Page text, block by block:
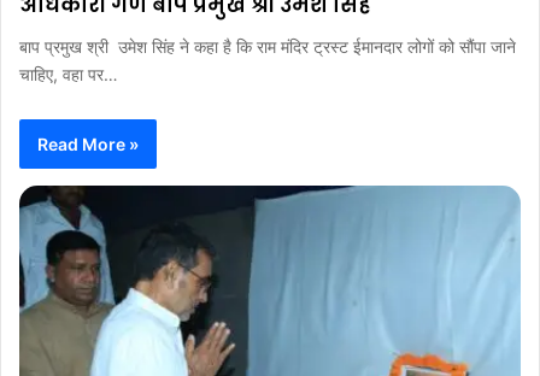
बाप प्रमुख श्री उमेश सिंह ने कहा है कि राम मंदिर ट्रस्ट ईमानदार लोगों को सौंपा जाने
चाहिए, वहा पर…
Read More »